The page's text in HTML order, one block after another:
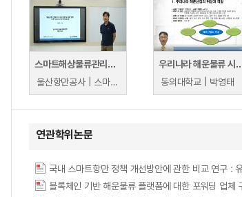
스마트해상물류관리사 보수교육과정
울산항만공사 | 스마트해상물류관리사 교육위원회 하민호
우리나라 해운물류 시
동의대학교 | 박영태
연관학위논문
국내 스마트항만 정책 개선방안에 관한 비교 연구 :
블록체인 기반 해운물류 플랫폼에 대한 포워